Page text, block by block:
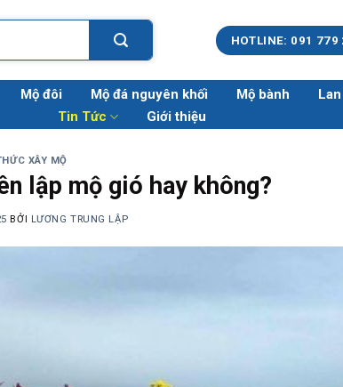
HOTLINE: 091
Mộ đôi Mộ đá nguyên khối Mộ bành
Tin Tức
Giới thiệu
XÂY MỘ
lập mộ gió hay không?
BỞI LƯƠNG TRUNG LẬP